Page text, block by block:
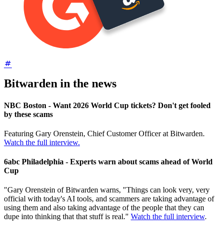
Bitwarden in the news
NBC Boston - Want 2026 World Cup tickets? Don't get fooled
by these scams
Featuring Gary Orenstein, Chief Customer Officer at Bitwarden.
Watch the full interview.
6abc Philadelphia - Experts warn about scams ahead of World
Cup
"Gary Orenstein of Bitwarden warns, "Things can look very, very
official with today's AI tools, and scammers are taking advantage of
using them and also taking advantage of the people that they can
dupe into thinking that that stuff is real." Watch the full interview.